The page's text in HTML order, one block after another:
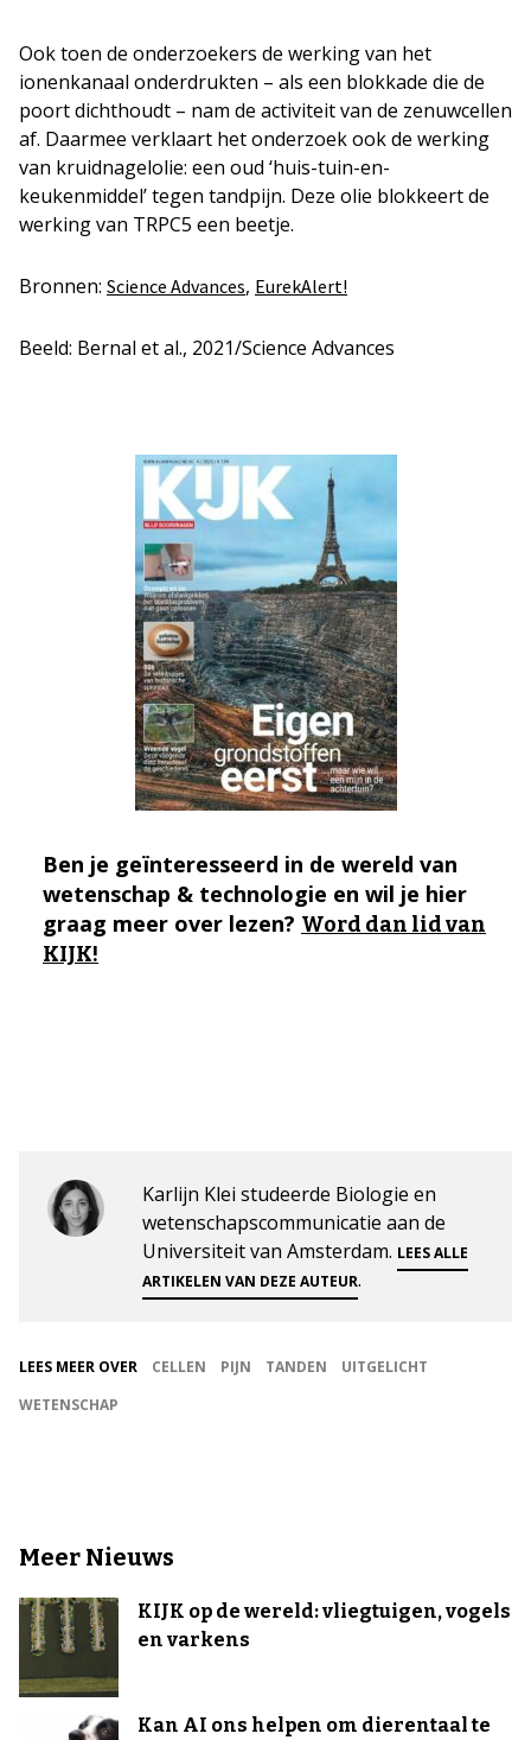
Ook toen de onderzoekers de werking van het
ionenkanaal onderdrukten – als een blokkade die de
poort dichthoudt – nam de activiteit van de zenuwcellen
af. Daarmee verklaart het onderzoek ook de werking
van kruidnagelolie: een oud ‘huis-tuin-en-
keukenmiddel’ tegen tandpijn. Deze olie blokkeert de
werking van TRPC5 een beetje.
Bronnen: Science Advances, EurekAlert!
Beeld: Bernal et al., 2021/Science Advances
Ben je geïnteresseerd in de wereld van
wetenschap & technologie en wil je hier
graag meer over lezen? Word dan lid van
KIJK!
Karlijn Klei studeerde Biologie en
wetenschapscommunicatie aan de
Universiteit van Amsterdam. LEES ALLE
ARTIKELEN VAN DEZE AUTEUR.
LEES MEER OVER CELLEN PIJN TANDEN
UITGELICHT
WETENSCHAP
Meer Nieuws
KIJK op de wereld: vliegtuigen, vogels
en varkens
Kan AI ons helpen om dierentaal te